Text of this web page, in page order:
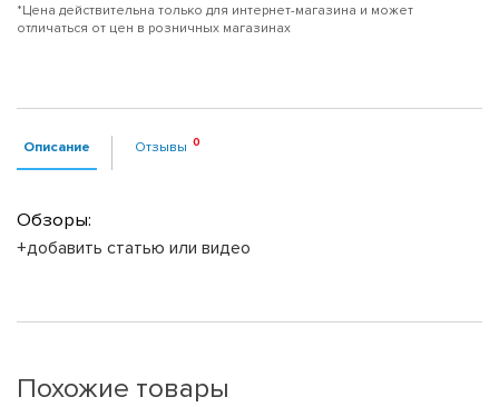
*Цена действительна только для интернет-магазина и может
отличаться от цен в розничных магазинах
Описание Отзывы
Обзоры:
+добавить статью или видео
Похожие товары